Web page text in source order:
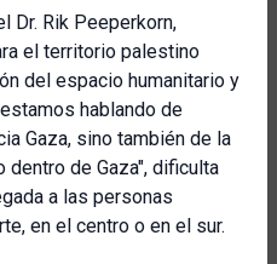
Dr. Rik Peeperkorn,
el territorio palestino
del espacio humanitario y
hablando de
Gaza, sino también de la
dentro de Gaza", dificulta
a las personas
en el centro o en el sur.